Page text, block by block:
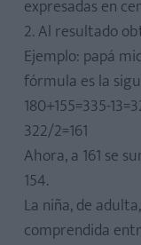
expresadas en
2. Al resultado
Ejemplo: papá
fórmula es la
180+155=335-
322/2=161
Ahora, a 161 se
154.
La niña, de
comprendida